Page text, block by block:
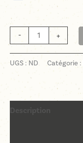
-
quantité
de
Le
+
UGS : ND Catégorie :